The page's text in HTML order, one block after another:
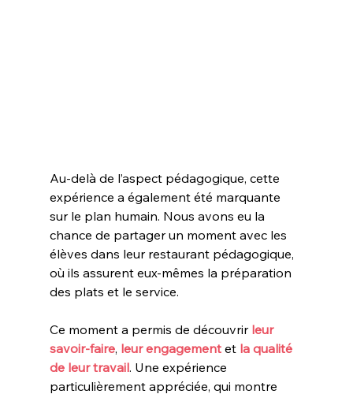
Au-delà de l’aspect pédagogique, cette
expérience a également été marquante
sur le plan humain. Nous avons eu la
chance de partager un moment avec les
élèves dans leur restaurant pédagogique,
où ils assurent eux-mêmes la préparation
des plats et le service.
Ce moment a permis de découvrir leur
savoir-faire, leur engagement et la qualité
de leur travail. Une expérience
particulièrement appréciée, qui montre